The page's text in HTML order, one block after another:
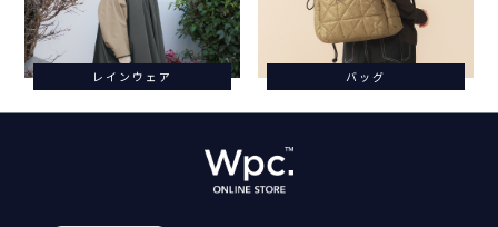
レインウェア バッグ